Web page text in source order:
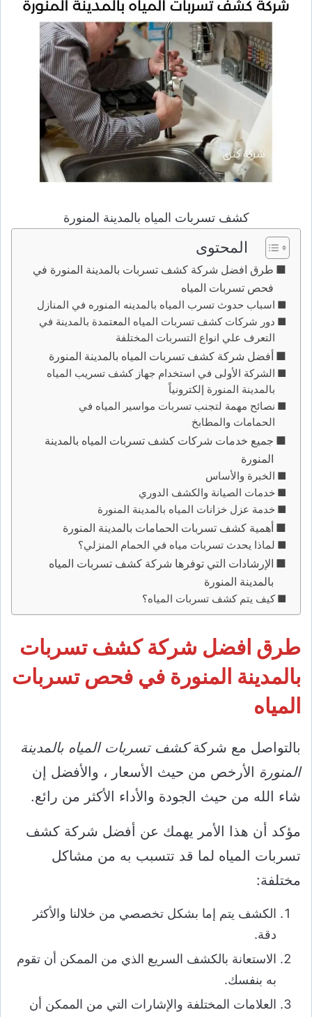
كشف تسربات المياه بالمدينة المنورة
المحتوى
طرق افضل شركة كشف تسربات بالمدينة المنورة في
فحص تسربات المياه
اسباب حدوث تسرب المياه بالمدينه المنوره في المنازل
دور شركات كشف تسربات المياه المعتمدة بالمدينة في
التعرف علي انواع التسربات المختلفة
أفضل شركة كشف تسربات المياه بالمدينة المنورة
الشركة الأولى في استخدام جهاز كشف تسريب المياه
بالمدينة المنورة إلكترونياً
نصائح مهمة لتجنب تسربات مواسير المياه في
الحمامات والمطابخ
جميع خدمات شركات كشف تسربات المياه بالمدينة
المنورة
الخبرة والأساس
خدمات الصيانة والكشف الدوري
خدمة عزل خزانات المياه بالمدينة المنورة
أهمية كشف تسربات الحمامات بالمدينة المنورة
لماذا يحدث تسربات مياه في الحمام المنزلي؟
الإرشادات التي توفرها شركة كشف تسربات المياه
بالمدينة المنورة
كيف يتم كشف تسربات المياه؟
طرق افضل شركة كشف تسربات
بالمدينة المنورة في فحص تسربات
المياه
بالتواصل مع شركةكشف تسربات المياه بالمدينة
المنورة الأرخص من حيث الأسعار ، والأفضل إن
شاء الله من حيث الجودة والأداء الأكثر من رائع.
مؤكد أن هذا الأمر يهمك عن أفضل شركة كشف
تسربات المياه لما قد تتسبب به من مشاكل
مختلفة:
الكشف يتم إما بشكل تخصصي من خلالنا والأكثر
دقة.
الاستعانة بالكشف السريع الذي من الممكن أن تقوم
به بنفسك.
العلامات المختلفة والإشارات التي من الممكن أن